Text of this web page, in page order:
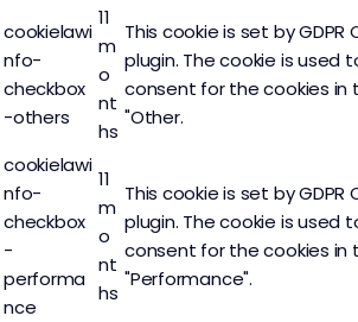
cookielawi
nfo-
checkbox
-others
11
m
o
nt
hs
This cookie is set by
plugin. The cookie is used
consent for the cookies in
"Other.
cookielawi
nfo-
checkbox
-
performa
nce
11
m
o
nt
hs
This cookie is set by
plugin. The cookie is used
consent for the cookies in
"Performance".